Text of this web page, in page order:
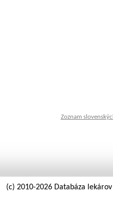
Zoznam
(c) 2010-2026 Databáza lekárov